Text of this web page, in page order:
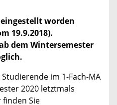
worden
19.9.2018).
dem Wintersemester
im 1-Fach-MA
2020 letztmals
finden Sie